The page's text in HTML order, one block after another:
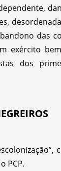
das
exército
dos
PCP.